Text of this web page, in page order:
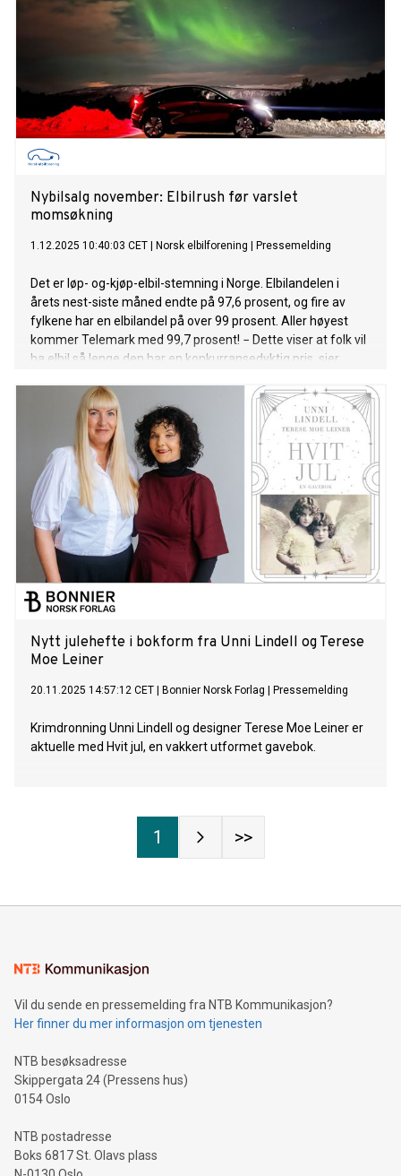
Nybilsalg november: Elbilrush før varslet
momsøkning
1.12.2025 10:40:03 CET Norsk elbilforening Pressemelding
Det er løp- og-kjøp-elbil-stemning i Norge. Elbilandelen i
årets nest-siste måned endte på 97,6 prosent, og fire av
fylkene har en elbilandel på over 99 prosent. Aller høyest
kommer Telemark med 99,7 prosent! − Dette viser at folk vil
ha elbil så lenge den har en konkurransedyktig pris, sier
Nytt julehefte i bokform fra Unni Lindell og Terese
Moe Leiner
20.11.2025 14:57:12 CET Bonnier Norsk Forlag Pressemelding
Krimdronning Unni Lindell og designer Terese Moe Leiner er
aktuelle med Hvit jul, en vakkert utformet gavebok.
1 >>
Vil du sende en pressemelding fra NTB Kommunikasjon?
Her finner du mer informasjon om tjenesten
NTB besøksadresse
Skippergata 24 (Pressens hus)
0154 Oslo
NTB postadresse
Boks 6817 St. Olavs plass